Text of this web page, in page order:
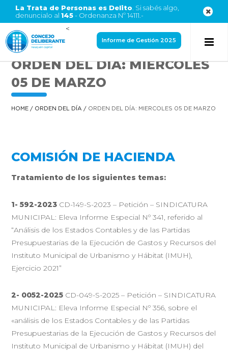
La Trata de Personas es Delito . Si sabés algo,
denuncialo al 145- Ordenanza Nº 14111.-
<
Informe de Gestión 2025
ORDEN DEL DÍA: MIERCOLES
05 DE MARZO
HOME / ORDEN DEL DÍA / ORDEN DEL DÍA: MIERCOLES 05 DE MARZO
COMISIÓN DE HACIENDA
Tratamiento de los siguientes temas:
1- 592-2023 CD-149-S-2023 – Petición – SINDICATURA
MUNICIPAL: Eleva Informe Especial Nº 341, referido al
“Análisis de los Estados Contables y de las Partidas
Presupuestarias de la Ejecución de Gastos y Recursos del
Instituto Municipal de Urbanismo y Hábitat (IMUH),
Ejercicio 2021”
2- 0052-2025 CD-049-S-2025 – Petición – SINDICATURA
MUNICIPAL: Eleva Informe Especial Nº 356, sobre el
«análisis de los Estados Contables y de las Partidas
Presupuestarias de la Ejecución de Gastos y Recursos del
Instituto Municipal de Urbanismo y Hábitat (IMUH) del